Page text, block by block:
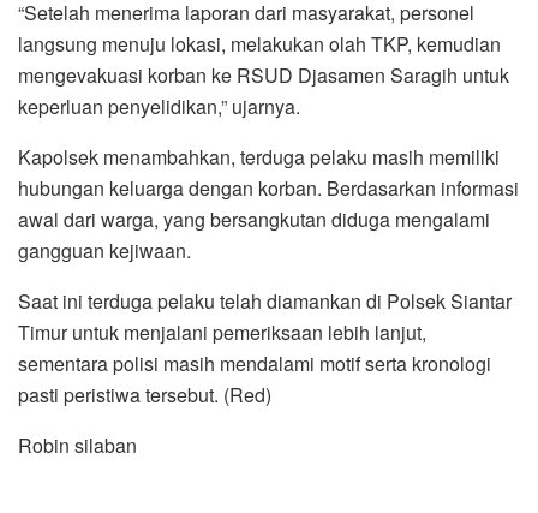
“Setelah menerima laporan dari masyarakat, personel
langsung menuju lokasi, melakukan olah TKP, kemudian
mengevakuasi korban ke RSUD Djasamen Saragih untuk
keperluan penyelidikan,” ujarnya.
Kapolsek menambahkan, terduga pelaku masih memiliki
hubungan keluarga dengan korban. Berdasarkan informasi
awal dari warga, yang bersangkutan diduga mengalami
gangguan kejiwaan.
Saat ini terduga pelaku telah diamankan di Polsek Siantar
Timur untuk menjalani pemeriksaan lebih lanjut,
sementara polisi masih mendalami motif serta kronologi
pasti peristiwa tersebut. (Red)
Robin silaban